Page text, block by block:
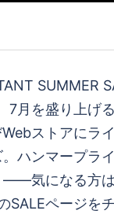
SUMMER
7月を盛り上げ
ストアにラ
ハンマープラ
——気になる方
SALEページを